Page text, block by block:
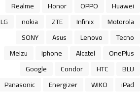
Huawei
OPPO
Honor
Realme
Motorola
Infinix
ZTE
nokia
LG
Tecno
Lenovo
Asus
SONY
OnePlus
Alcatel
iphone
Meizu
BLU
HTC
Condor
Google
iPad
WIKO
Energizer
Panasonic